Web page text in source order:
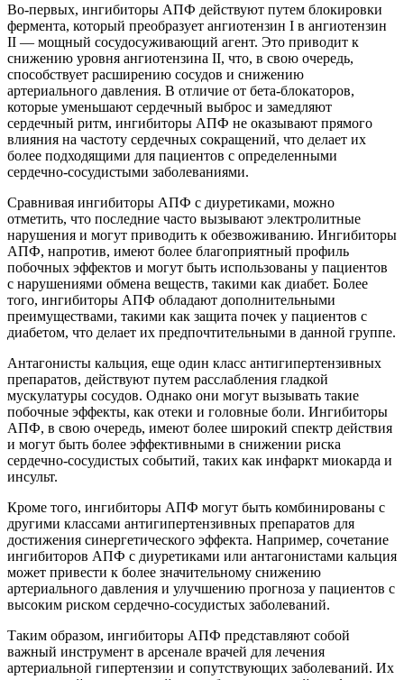
Во-первых, ингибиторы АПФ действуют путем блокировки
фермента, который преобразует ангиотензин I в ангиотензин
II — мощный сосудосуживающий агент. Это приводит к
снижению уровня ангиотензина II, что, в свою очередь,
способствует расширению сосудов и снижению
артериального давления. В отличие от бета-блокаторов,
которые уменьшают сердечный выброс и замедляют
сердечный ритм, ингибиторы АПФ не оказывают прямого
влияния на частоту сердечных сокращений, что делает их
более подходящими для пациентов с определенными
сердечно-сосудистыми заболеваниями.
Сравнивая ингибиторы АПФ с диуретиками, можно
отметить, что последние часто вызывают электролитные
нарушения и могут приводить к обезвоживанию. Ингибиторы
АПФ, напротив, имеют более благоприятный профиль
побочных эффектов и могут быть использованы у пациентов
с нарушениями обмена веществ, такими как диабет. Более
того, ингибиторы АПФ обладают дополнительными
преимуществами, такими как защита почек у пациентов с
диабетом, что делает их предпочтительными в данной группе.
Антагонисты кальция, еще один класс антигипертензивных
препаратов, действуют путем расслабления гладкой
мускулатуры сосудов. Однако они могут вызывать такие
побочные эффекты, как отеки и головные боли. Ингибиторы
АПФ, в свою очередь, имеют более широкий спектр действия
и могут быть более эффективными в снижении риска
сердечно-сосудистых событий, таких как инфаркт миокарда и
инсульт.
Кроме того, ингибиторы АПФ могут быть комбинированы с
другими классами антигипертензивных препаратов для
достижения синергетического эффекта. Например, сочетание
ингибиторов АПФ с диуретиками или антагонистами кальция
может привести к более значительному снижению
артериального давления и улучшению прогноза у пациентов с
высоким риском сердечно-сосудистых заболеваний.
Таким образом, ингибиторы АПФ представляют собой
важный инструмент в арсенале врачей для лечения
артериальной гипертензии и сопутствующих заболеваний. Их